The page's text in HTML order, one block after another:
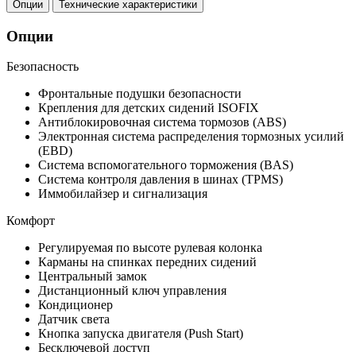
Опции Технические характеристики
Опции
Безопасность
Фронтальные подушки безопасности
Крепления для детских сидений ISOFIX
Антиблокировочная система тормозов (ABS)
Электронная система распределения тормозных усилий
(EBD)
Система вспомогательного торможения (BAS)
Система контроля давления в шинах (TPMS)
Иммобилайзер и сигнализация
Комфорт
Регулируемая по высоте рулевая колонка
Карманы на спинках передних сидений
Центральный замок
Дистанционный ключ управления
Кондиционер
Датчик света
Кнопка запуска двигателя (Push Start)
Бесключевой доступ